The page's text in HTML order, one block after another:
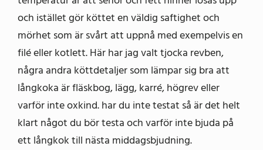
och istället gör köttet en väldig saftighet och
mörhet som är svårt att uppnå med exempelvis en
filé eller kotlett. Här har jag valt tjocka revben,
några andra köttdetaljer som lämpar sig bra att
långkoka är fläskbog, lägg, karré, högrev eller
varför inte oxkind. har du inte testat så är det helt
klart något du bör testa och varför inte bjuda på
ett långkok till nästa middagsbjudning.